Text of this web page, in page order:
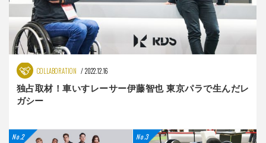
COLLABORATION 2022.12.16
独占取材！車いすレーサー伊藤智也 東京パラで生んだレ
ガシー